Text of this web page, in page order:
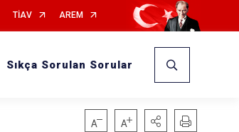
TİAV AREM
Sıkça Sorulan Sorular